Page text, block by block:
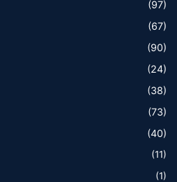
(97)
(67)
(90)
(24)
(38)
(73)
(40)
(11)
(1)